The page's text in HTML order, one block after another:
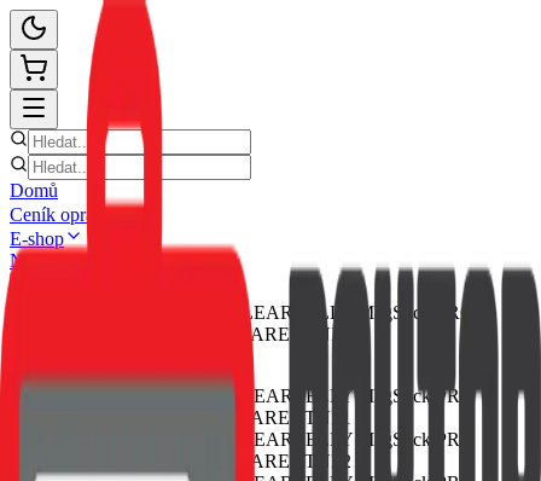
Domů
Ceník oprav
E-shop
Novinky